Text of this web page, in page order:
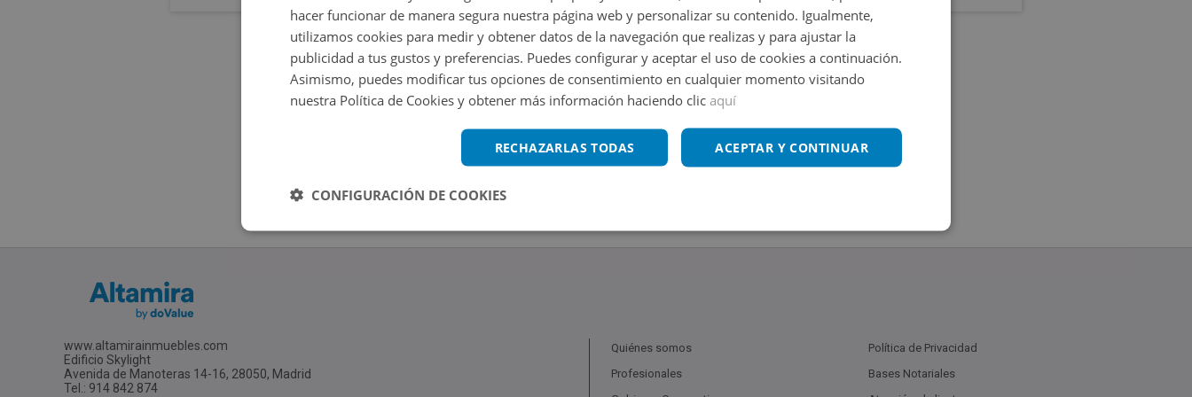
www.altamirainmuebles.com
Edificio Skylight
Avenida de Manoteras 14-16, 28050, Madrid
Tel.: 914 842 874
Quiénes somos
Profesionales
Política de Privacidad
Bases Notariales
hacer funcionar de manera segura nuestra página web y personalizar su contenido. Igualmente,
utilizamos cookies para medir y obtener datos de la navegación que realizas y para ajustar la
publicidad a tus gustos y preferencias. Puedes configurar y aceptar el uso de cookies a continuación.
Asimismo, puedes modificar tus opciones de consentimiento en cualquier momento visitando
nuestra Política de Cookies y obtener más información haciendo clic aquí
ACEPTAR Y CONTINUAR
RECHAZARLAS TODAS
CONFIGURACIÓN DE COOKIES